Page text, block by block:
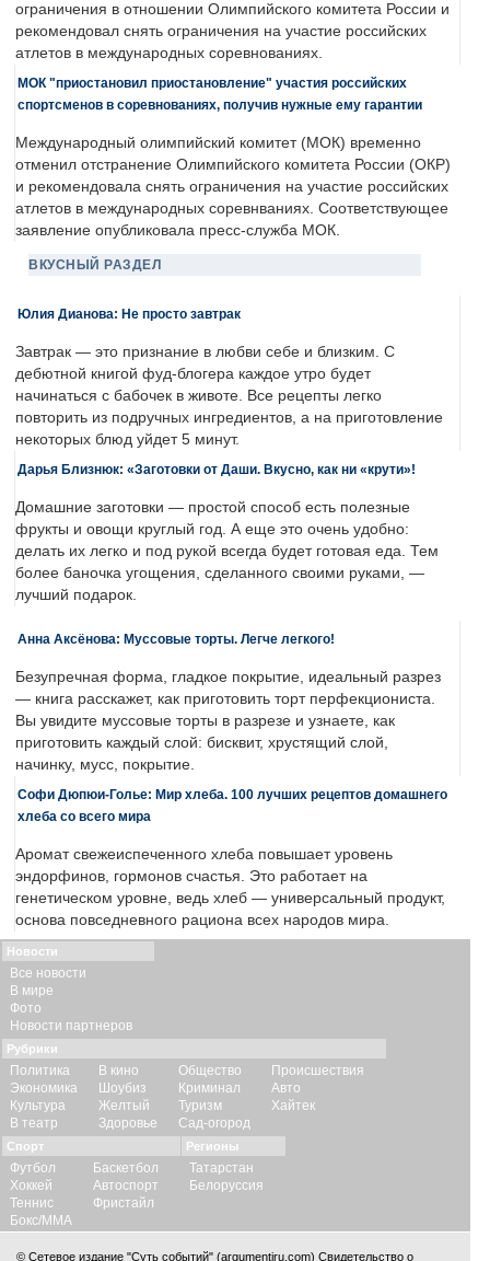
ограничения в отношении Олимпийского комитета России и
рекомендовал снять ограничения на участие российских
атлетов в международных соревнованиях.
МОК "приостановил приостановление" участия российских
спортсменов в соревнованиях, получив нужные ему гарантии
Международный олимпийский комитет (МОК) временно
отменил отстранение Олимпийского комитета России (ОКР)
и рекомендовала снять ограничения на участие российских
атлетов в международных соревнваниях. Соответствующее
заявление опубликовала пресс-служба МОК.
ВКУСНЫЙ РАЗДЕЛ
Юлия Дианова: Не просто завтрак
Завтрак — это признание в любви себе и близким. С
дебютной книгой фуд-блогера каждое утро будет
начинаться с бабочек в животе. Все рецепты легко
повторить из подручных ингредиентов, а на приготовление
некоторых блюд уйдет 5 минут.
Дарья Близнюк: «Заготовки от Даши. Вкусно, как ни «крути»!
Домашние заготовки — простой способ есть полезные
фрукты и овощи круглый год. А еще это очень удобно:
делать их легко и под рукой всегда будет готовая еда. Тем
более баночка угощения, сделанного своими руками, —
лучший подарок.
Анна Аксёнова: Муссовые торты. Легче легкого!
Безупречная форма, гладкое покрытие, идеальный разрез
— книга расскажет, как приготовить торт перфекциониста.
Вы увидите муссовые торты в разрезе и узнаете, как
приготовить каждый слой: бисквит, хрустящий слой,
начинку, мусс, покрытие.
Софи Дюпюи-Голье: Мир хлеба. 100 лучших рецептов домашнего
хлеба со всего мира
Аромат свежеиспеченного хлеба повышает уровень
эндорфинов, гормонов счастья. Это работает на
генетическом уровне, ведь хлеб — универсальный продукт,
основа повседневного рациона всех народов мира.
Новости
Все новости
В мире
Фото
Новости партнеров
Рубрики
Политика
Экономика
Культура
В театр
В кино
Шоубиз
Желтый
Здоровье
Общество
Криминал
Туризм
Сад-огород
Происшествия
Авто
Хайтек
Спорт
Футбол
Хоккей
Теннис
Бокс/ММА
Баскетбол
Автоспорт
Фристайл
Регионы
Татарстан
Белоруссия
© Сетевое издание "Суть событий" (argumentiru.com) Свидетельство о